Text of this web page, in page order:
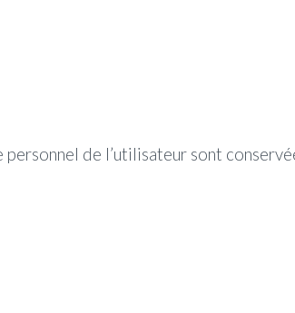
personnel de l’utilisateur sont